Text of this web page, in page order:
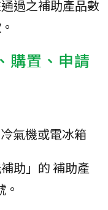
過之補助產品數
購置、申請
氣機或電冰箱
助」的 補助產